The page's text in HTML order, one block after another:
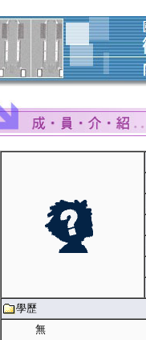
學歷
無